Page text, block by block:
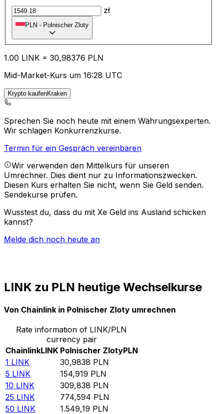
zł
PLN - Polnischer Zloty
1.00 LINK = 30,98376 PLN
Mid-Market-Kurs um 16:28 UTC
Krypto kaufenKraken
Sprechen Sie noch heute mit einem Währungsexperten.
Wir schlagen Konkurrenzkurse.
Termin für ein Gespräch vereinbaren
Wir verwenden den Mittelkurs für unseren
Umrechner. Dies dient nur zu Informationszwecken.
Diesen Kurs erhalten Sie nicht, wenn Sie Geld senden.
Sendekurse prüfen.
Wusstest du, dass du mit Xe Geld ins Ausland schicken
kannst?
Melde dich noch heute an
LINK zu PLN heutige Wechselkurse
Von Chainlink in Polnischer Zloty umrechnen
Rate information of LINK/PLN
currency pair
ChainlinkLINK Polnischer ZlotyPLN
1 LINK 30,9838 PLN
5 LINK 154,919 PLN
10 LINK 309,838 PLN
25 LINK 774,594 PLN
50 LINK 1.549,19 PLN